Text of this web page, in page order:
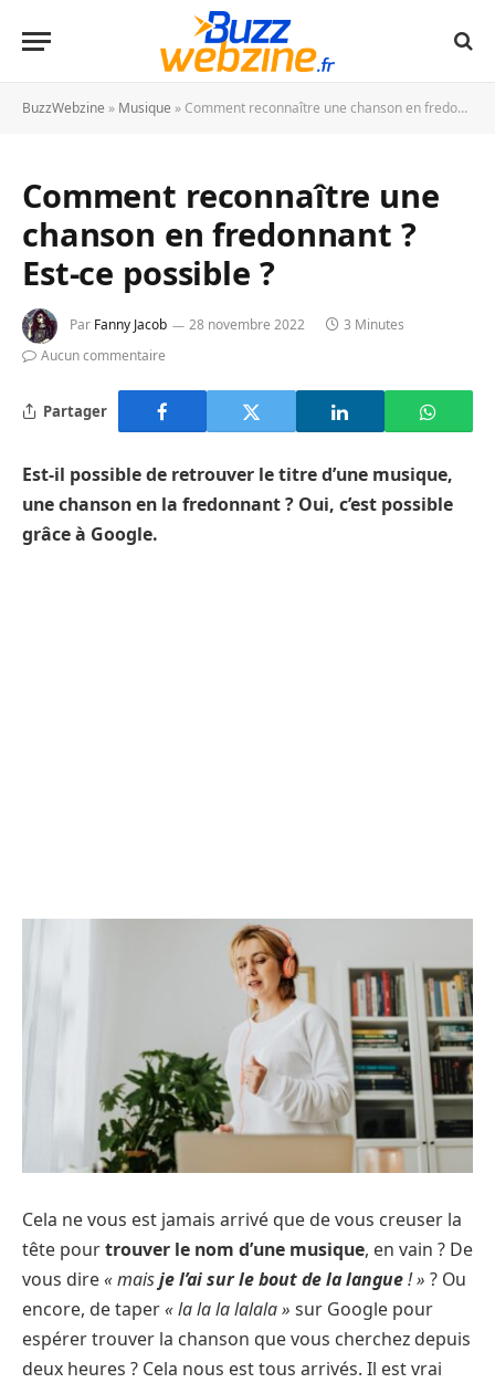
BuzzWebzine » Musique » Comment reconnaître une chanson en fredonnant ? Est-ce possible ?
Comment reconnaître une
chanson en fredonnant ?
Est-ce possible ?
Par Fanny Jacob 28 novembre 2022
3 Minutes
Aucun commentaire
Partager
Est-il possible de retrouver le titre d’une musique,
une chanson en la fredonnant ? Oui, c’est possible
grâce à Google.
Cela ne vous est jamais arrivé que de vous creuser la
tête pourtrouver le nom d’une musique, en vain ? De
vous dire« maisje l’ai sur le bout de la langue! » ? Ou
encore, de taper« la la la lalala » sur Google pour
espérer trouver la chanson que vous cherchez depuis
deux heures ? Cela nous est tous arrivés. Il est vrai